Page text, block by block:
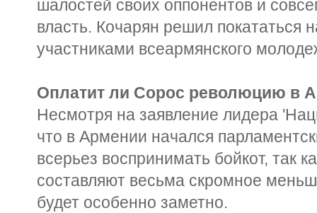
шалостей своих оппонентов и
власть. Кочарян решил покататься
участниками всеармянского
Оплатит ли Сорос революцию в
Несмотря на заявление лидера
что в Армении начался
всерьез воспринимать бойкот, так
составляют весьма скромное
будет особенно заметно.